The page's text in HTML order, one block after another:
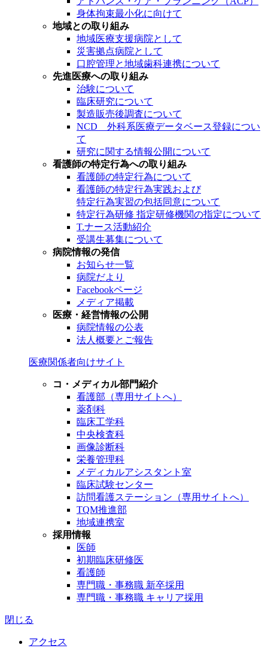
身体拘束最小化に向けて
地域との取り組み
地域医療支援病院として
災害拠点病院として
口腔管理と地域歯科連携について
先進医療への取り組み
治験について
臨床研究について
製造販売後調査について
NCD 外科系医療データベース登録につい
て
研究に関する情報公開について
看護師の特定行為への取り組み
看護師の特定行為について
看護師の特定行為実践および
特定行為実習の包括同意について
特定行為研修 指定研修機関の指定について
T.ナース活動紹介
受講生募集について
病院情報の発信
お知らせ一覧
病院だより
Facebookページ
メディア掲載
医療・経営情報の公開
病院情報の公表
法人概要とご報告
医療関係者向けサイト
コ・メディカル部門紹介
看護部（専用サイトへ）
薬剤科
臨床工学科
中央検査科
画像診断科
栄養管理科
メディカルアシスタント室
臨床試験センター
訪問看護ステーション（専用サイトへ）
TQM推進部
地域連携室
採用情報
医師
初期臨床研修医
看護師
専門職・事務職 新卒採用
専門職・事務職 キャリア採用
閉じる
アクセス